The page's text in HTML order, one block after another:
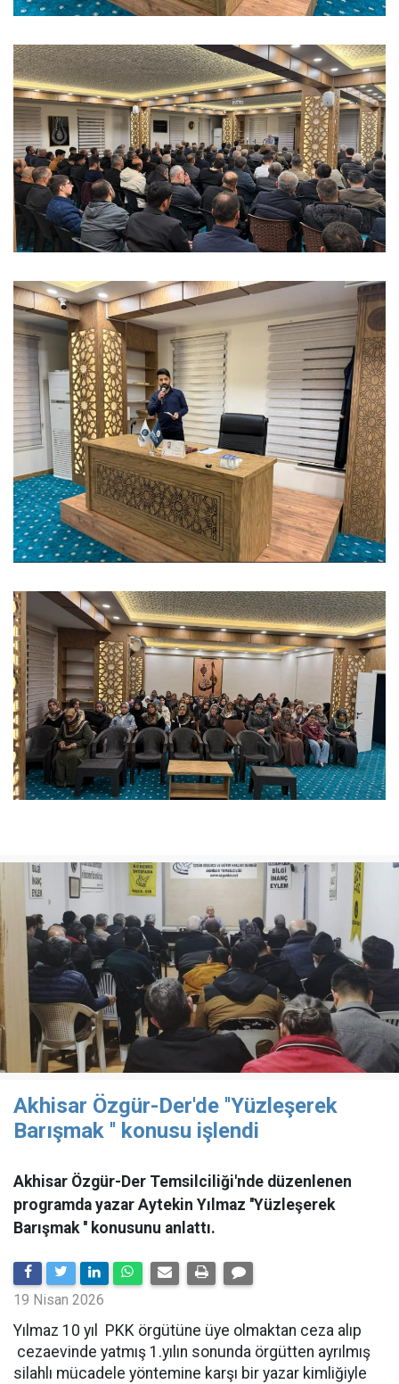
Akhisar Özgür-Der'de ''Yüzleşerek
Barışmak '' konusu işlendi
Akhisar Özgür-Der Temsilciliği'nde düzenlenen
programda yazar Aytekin Yılmaz ''Yüzleşerek
Barışmak '' konusunu anlattı.
19 Nisan 2026
Yılmaz 10 yıl PKK örgütüne üye olmaktan ceza alıp
cezaevinde yatmış 1.yılın sonunda örgütten ayrılmış
silahlı mücadele yöntemine karşı bir yazar kimliğiyle